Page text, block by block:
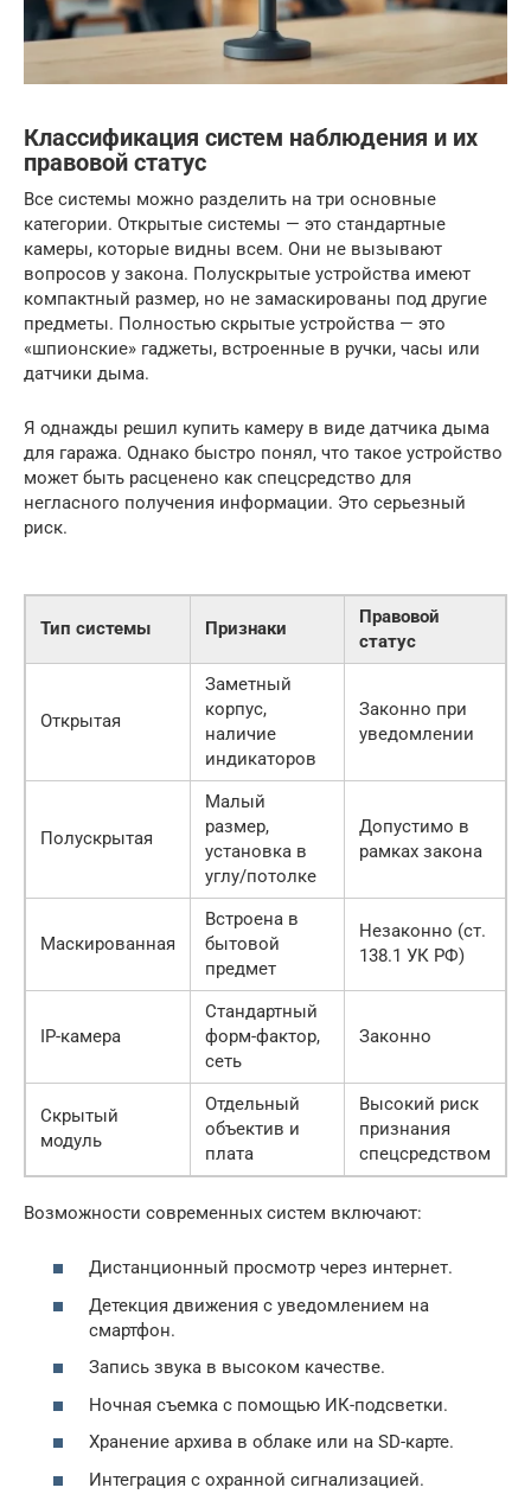
Классификация систем наблюдения и их
правовой статус
Все системы можно разделить на три основные
категории. Открытые системы — это стандартные
камеры, которые видны всем. Они не вызывают
вопросов у закона. Полускрытые устройства имеют
компактный размер, но не замаскированы под другие
предметы. Полностью скрытые устройства — это
«шпионские» гаджеты, встроенные в ручки, часы или
датчики дыма.
Я однажды решил купить камеру в виде датчика дыма
для гаража. Однако быстро понял, что такое устройство
может быть расценено как спецсредство для
негласного получения информации. Это серьезный
риск.
Тип системы Признаки
Правовой
статус
Открытая
Заметный
корпус,
наличие
индикаторов
Законно при
уведомлении
Полускрытая
Малый
размер,
установка в
углу/потолке
Допустимо в
рамках закона
Маскированная
Встроена в
бытовой
предмет
Незаконно (ст.
138.1 УК РФ)
IP-камера
Стандартный
форм-фактор,
сеть
Законно
Скрытый
модуль
Отдельный
объектив и
плата
Высокий риск
признания
спецсредством
Возможности современных систем включают:
Дистанционный просмотр через интернет.
Детекция движения с уведомлением на
смартфон.
Запись звука в высоком качестве.
Ночная съемка с помощью ИК-подсветки.
Хранение архива в облаке или на SD-карте.
Интеграция с охранной сигнализацией.